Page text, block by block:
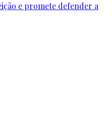
e promete defender a